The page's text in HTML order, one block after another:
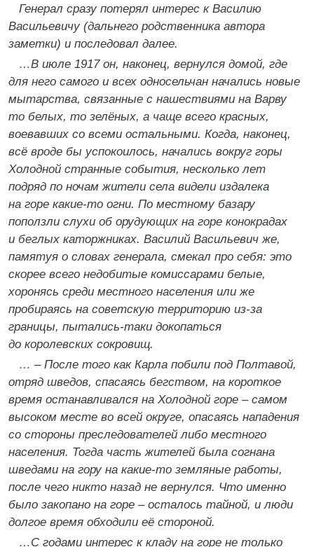
Генерал сразу потерял интерес к Василию
Васильевичу (дальнего родственника автора
заметки) и последовал далее.
…В июле 1917 он, наконец, вернулся домой, где
для него самого и всех односельчан начались новые
мытарства, связанные с нашествиями на Варву
то белых, то зелёных, а чаще всего красных,
воевавших со всеми остальными. Когда, наконец,
всё вроде бы успокоилось, начались вокруг горы
Холодной странные события, несколько лет
подряд по ночам жители села видели издалека
на горе какие-то огни. По местному базару
поползли слухи об орудующих на горе конокрадах
и беглых каторжниках. Василий Васильевич же,
памятуя о словах генерала, смекал про себя: это
скорее всего недобитые комиссарами белые,
хоронясь среди местного населения или же
пробираясь на советскую территорию из-за
границы, пытались-таки докопаться
до королевских сокровищ.
… – После того как Карла побили под Полтавой,
отряд шведов, спасаясь бегством, на короткое
время останавливался на Холодной горе – самом
высоком месте во всей округе, опасаясь нападения
со стороны преследователей либо местного
населения. Тогда часть жителей была согнана
шведами на гору на какие-то земляные работы,
после чего никто назад не вернулся. Что именно
было закопано на горе – осталось тайной, и люди
долгое время обходили её стороной.
…С годами интерес к кладу на горе не только